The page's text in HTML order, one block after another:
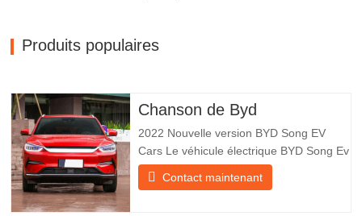
Produits populaires
Chanson de Byd
2022 Nouvelle version BYD Song EV
Cars Le véhicule électrique BYD Song Ev
se concentre sur l’expérience client et le
développement de produits pour
Contact maintenant